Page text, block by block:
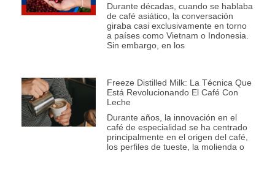
Durante décadas, cuando se hablaba
de café asiático, la conversación
giraba casi exclusivamente en torno
a países como Vietnam o Indonesia.
Sin embargo, en los
Freeze Distilled Milk: La Técnica Que
Está Revolucionando El Café Con
Leche
Durante años, la innovación en el
café de especialidad se ha centrado
principalmente en el origen del café,
los perfiles de tueste, la molienda o